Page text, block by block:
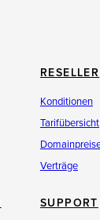
RESELLER
Konditionen
Tarifübersicht
Verträge
SUPPORT